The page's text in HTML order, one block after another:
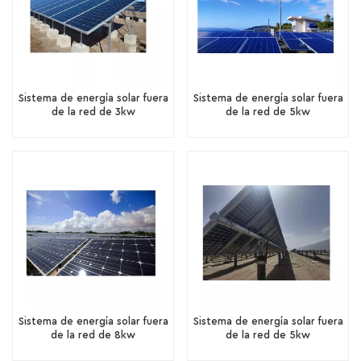
Sistema de energía solar fuera
de la red de 3kw
Sistema de energía solar fuera
de la red de 5kw
Sistema de energía solar fuera
de la red de 8kw
Sistema de energía solar fuera
de la red de 5kw